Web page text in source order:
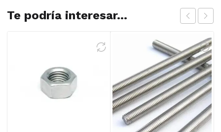
Te podría interesar...